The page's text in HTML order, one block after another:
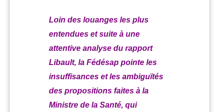
domicile
Loin des louanges les plus
entendues et suite à une
attentive analyse du rapport
Libault, la Fédésap pointe les
insuffisances et les ambiguïtés
des propositions faites à la
Ministre de la Santé, qui